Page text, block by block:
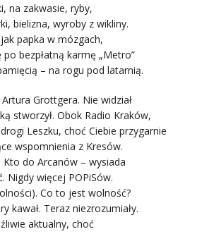
na zakwasie, ryby,
bielizna, wyroby z wikliny.
papka w mózgach,
bezpłatną karmę „Metro”
– na rogu pod latarnią.
Grottgera. Nie widział
stworzył. Obok Radio Kraków,
Leszku, choć Ciebie przygarnie
wspomnienia z Kresów.
do Arcanów – wysiada
Nigdy więcej POPiSów.
Co to jest wolność?
kawał. Teraz niezrozumiały.
aktualny, choć